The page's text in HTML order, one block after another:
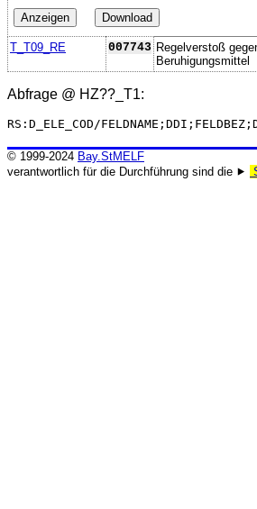
T_T09_RE 007743 Regelverstoß
Beruhigungsmittel
Abfrage @ HZ??_T1:
RS:D_ELE_COD/
© 1999-2024 Bay.StMELF
verantwortlich für die Durchführung sind die ⯈